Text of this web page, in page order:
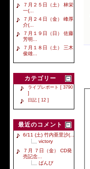
７月２５日（土） 林栄
一(...
７月２４日（金） 峰厚
介(...
７月１９日（日） 佐藤
芳明...
７月１８日（土） 三木
俊雄...
カテゴリー
ライブレポート [ 3790
]
日記 [ 12 ]
最近のコメント
6/11 (土) 竹内亜里沙(...
victory
７月 ７日（金） CD発
売記念...
ばんび